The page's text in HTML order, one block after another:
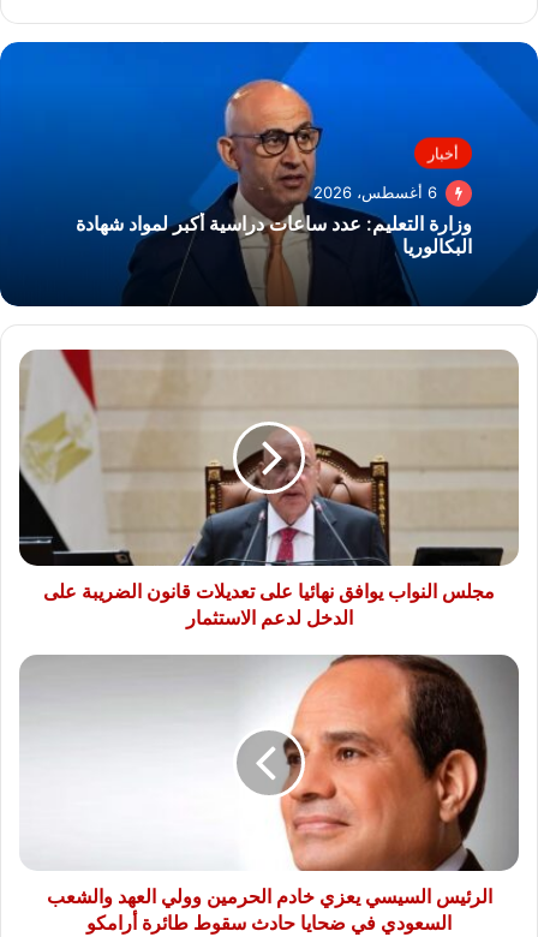
أخبار
6 أغسطس، 2026
وزارة التعليم: عدد ساعات دراسية أكبر لمواد شهادة
البكالوريا
مجلس
يوافق
تعديلات
الضريبة
على
الدخلمجلس النواب يوافق نهائيا على تعديلات قانون الضريبة على
الدخل لدعم الاستثمار
الرئيس
السيسي
الحرمين
والشعب
السعودي
الرئيس السيسي يعزي خادم الحرمين وولي العهد والشعب
السعودي في ضحايا حادث سقوط طائرة أرامكو